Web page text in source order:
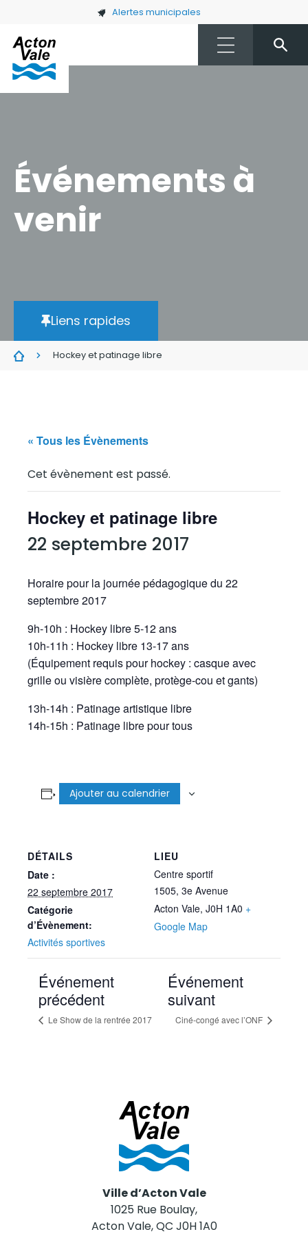
Skip to main content Alertes municipales
Événements à
venir
Liens rapides
Hockey et patinage libre
« Tous les Évènements
Cet évènement est passé.
Hockey et patinage libre
22 septembre 2017
Horaire pour la journée pédagogique du 22
septembre 2017
9h-10h : Hockey libre 5-12 ans
10h-11h : Hockey libre 13-17 ans
(Équipement requis pour hockey : casque avec
grille ou visière complète, protège-cou et gants)
13h-14h : Patinage artistique libre
14h-15h : Patinage libre pour tous
Ajouter au calendrier
DÉTAILS
Date :
22 septembre 2017
Catégorie
d’Évènement:
Activités sportives
LIEU
Centre sportif
1505, 3e Avenue
Acton Vale, J0H 1A0 +
Google Map
Événement
précédent
Le Show de la rentrée 2017
Événement
suivant
Ciné-congé avec l’ONF
Ville d’Acton Vale
1025 Rue Boulay,
Acton Vale, QC J0H 1A0